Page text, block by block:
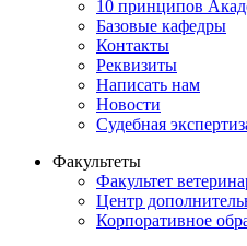
10 принципов
Базовые кафедры
Контакты
Реквизиты
Написать нам
Новости
Судебная
Факультеты
Факультет
Центр
Корпоративное